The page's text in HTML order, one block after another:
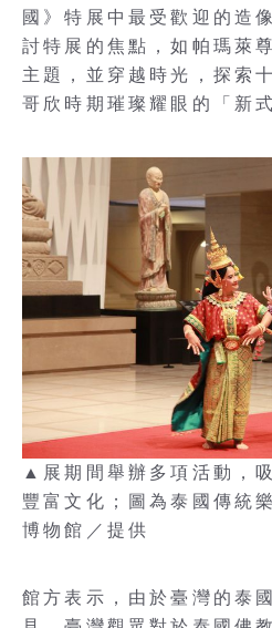
國》特展中最受歡迎的造
討特展的焦點，如帕瑪萊
主題，並穿越時光，探索
哥欣時期璀璨耀眼的「新
▲展期間舉辦多項活動，
豐富文化；圖為泰國傳統
博物館／提供
館方表示，由於臺灣的泰